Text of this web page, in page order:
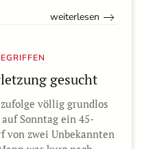
weiterlesen
gesucht
völlig grundlos
Sonntag ein 45-
von zwei Unbekannten